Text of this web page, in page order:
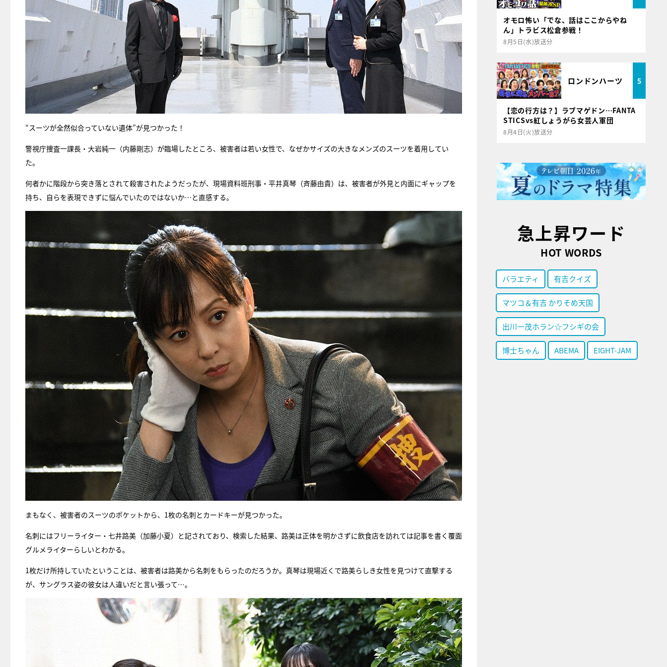
“スーツが全然似合っていない遺体”が見つかった！
警視庁捜査一課長・大岩純一（内藤剛志）が臨場したところ、被害者は若い女性で、なぜかサイズの大きなメンズのスーツを着用してい
た。
何者かに階段から突き落とされて殺害されたようだったが、現場資料班刑事・平井真琴（斉藤由貴）は、被害者が外見と内面にギャップを
持ち、自らを表現できずに悩んでいたのではないか…と直感する。
まもなく、被害者のスーツのポケットから、1枚の名刺とカードキーが見つかった。
名刺にはフリーライター・七井路美（加藤小夏）と記されており、検索した結果、路美は正体を明かさずに飲食店を訪れては記事を書く覆面
グルメライターらしいとわかる。
1枚だけ所持していたということは、被害者は路美から名刺をもらったのだろうか。真琴は現場近くで路美らしき女性を見つけて直撃する
が、サングラス姿の彼女は人違いだと言い張って…。
オモロ怖い「でな、話はここからやね
ん」トラビス松倉参戦！
8月5日(水)放送分
ロンドンハーツ 5
【恋の行方は？】ラブマゲドン…FANTA
STICSvs紅しょうがら女芸人軍団
8月4日(火)放送分
急上昇ワード
HOT WORDS
バラエティ 有吉クイズ
マツコ＆有吉 かりそめ天国
出川一茂ホラン☆フシギの会
博士ちゃん ABEMA EIGHT-JAM